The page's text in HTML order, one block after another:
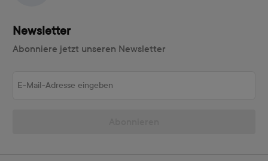
Newsletter
Abonniere jetzt unseren Newsletter